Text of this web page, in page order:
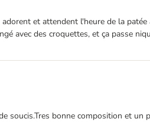
et attendent l'heure de la
avec des croquettes, et ça passe
soucis.Tres bonne composition et